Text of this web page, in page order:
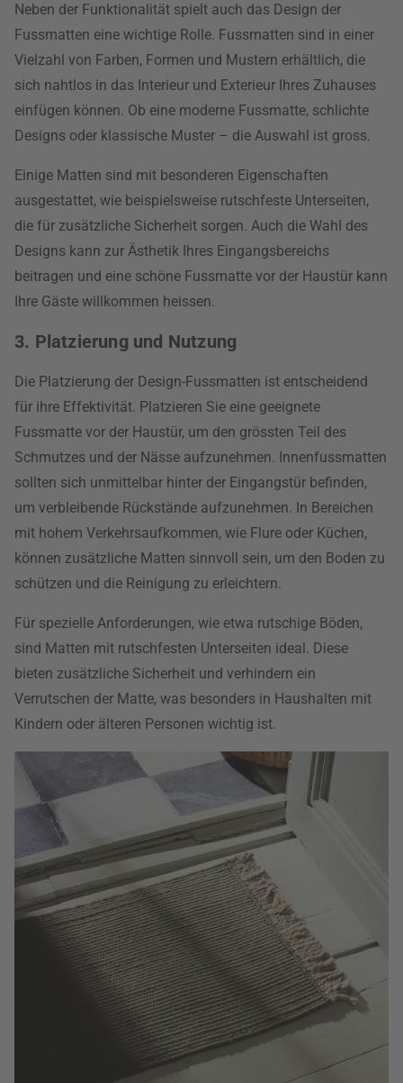
Neben der Funktionalität spielt auch das Design der
Fussmatten eine wichtige Rolle. Fussmatten sind in einer
Vielzahl von Farben, Formen und Mustern erhältlich, die
sich nahtlos in das Interieur und Exterieur Ihres Zuhauses
einfügen können. Ob eine moderne Fussmatte, schlichte
Designs oder klassische Muster – die Auswahl ist gross.
Einige Matten sind mit besonderen Eigenschaften
ausgestattet, wie beispielsweise rutschfeste Unterseiten,
die für zusätzliche Sicherheit sorgen. Auch die Wahl des
Designs kann zur Ästhetik Ihres Eingangsbereichs
beitragen und eine schöne Fussmatte vor der Haustür kann
Ihre Gäste willkommen heissen.
3. Platzierung und Nutzung
Die Platzierung der Design-Fussmatten ist entscheidend
für ihre Effektivität. Platzieren Sie eine geeignete
Fussmatte vor der Haustür, um den grössten Teil des
Schmutzes und der Nässe aufzunehmen. Innenfussmatten
sollten sich unmittelbar hinter der Eingangstür befinden,
um verbleibende Rückstände aufzunehmen. In Bereichen
mit hohem Verkehrsaufkommen, wie Flure oder Küchen,
können zusätzliche Matten sinnvoll sein, um den Boden zu
schützen und die Reinigung zu erleichtern.
Für spezielle Anforderungen, wie etwa rutschige Böden,
sind Matten mit rutschfesten Unterseiten ideal. Diese
bieten zusätzliche Sicherheit und verhindern ein
Verrutschen der Matte, was besonders in Haushalten mit
Kindern oder älteren Personen wichtig ist.